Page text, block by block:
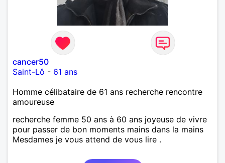
cancer50
Saint-Lô - 61 ans
Homme célibataire de 61 ans recherche rencontre
amoureuse
recherche femme 50 ans à 60 ans joyeuse de vivre
pour passer de bon moments mains dans la mains
Mesdames je vous attend de vous lire .